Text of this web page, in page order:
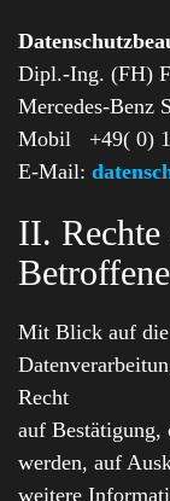
Dipl.-Ing. (FH)
Mercedes-Benz
Mobil +49( 0)
E-Mail:
II. Rechte
Mit Blick auf die
Recht
auf Bestätigung,
werden, auf
weitere